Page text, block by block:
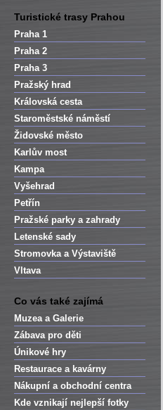
Turistické trasy Prahou
Praha 1
Praha 2
Praha 3
Pražský hrad
Královská cesta
Staroměstské náměstí
Židovské město
Karlův most
Kampa
Vyšehrad
Petřín
Pražské parky a zahrady
Letenské sady
Stromovka a Výstaviště
Vltava
Co vás také zajímá
Muzea a Galerie
Zábava pro děti
Únikové hry
Restaurace a kavárny
Nákupní a obchodní centra
Kde vznikají nejlepší fotky